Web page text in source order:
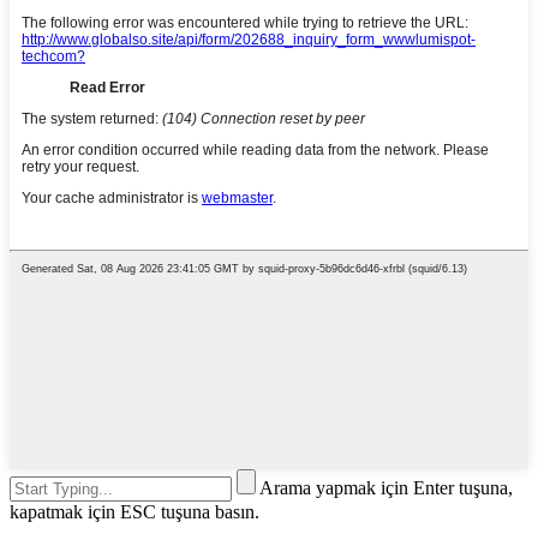
Arama yapmak için Enter tuşuna,
kapatmak için ESC tuşuna basın.